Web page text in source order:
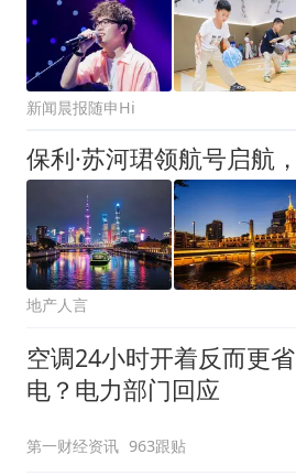
新闻晨报随申Hi
地产人言
空调24小时开着反而更省
电？电力部门回应
第一财经资讯 963跟贴